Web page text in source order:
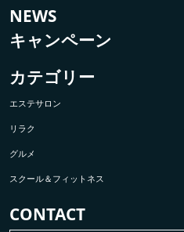
NEWS
キャンペーン
カテゴリー
エステサロン
リラク
グルメ
スクール＆フィットネス
CONTACT